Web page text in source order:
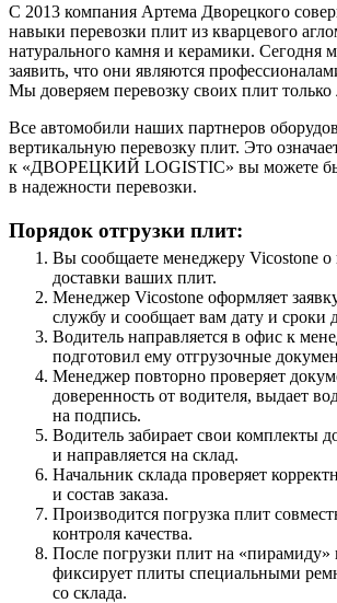
С 2013 компания Артема Дворецкого
навыки перевозки плит из кварцевого
натурального камня и керамики. Сегодня
заявить, что они являются
Мы доверяем перевозку своих плит
Все автомобили наших партнеров
вертикальную перевозку плит. Это
к «ДВОРЕЦКИЙ LOGISTIC» вы можете
в надежности перевозки.
Порядок отгрузки плит:
Вы сообщаете менеджеру Vicostone о
доставки ваших плит.
Менеджер Vicostone оформляет
службу и сообщает вам дату и сроки
Водитель направляется в офис к
подготовил ему отгрузочные
Менеджер повторно проверяет
доверенность от водителя, выдает
на подпись.
Водитель забирает свои комплекты
и направляется на склад.
Начальник склада проверяет
и состав заказа.
Производится погрузка плит
контроля качества.
После погрузки плит на «пирамиду»
фиксирует плиты специальными
со склада.